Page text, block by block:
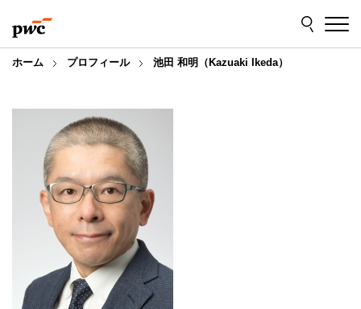
to
content
to
footer
ホーム プロフィール 池田 和明（Kazuaki Ikeda）